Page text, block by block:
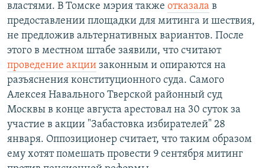
властями. В Томске мэрия также отказала в
предоставлении площадки для митинга и шествия,
не предложив альтернативных вариантов. После
этого в местном штабе заявили, что считают
проведение акции законным и опираются на
разъяснения конституционного суда. Самого
Алексея Навального Тверской районный суд
Москвы в конце августа арестовал на 30 суток за
участие в акции "Забастовка избирателей" 28
января. Оппозиционер считает, что таким образом
ему хотят помешать провести 9 сентября митинг